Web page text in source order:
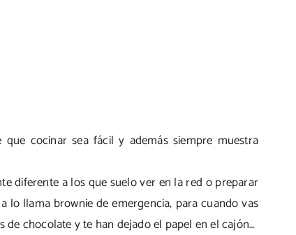
que cocinar sea fácil y además siempre muestra
diferente a los que suelo ver en la red o preparar
lo llama brownie de emergencia, para cuando vas
de chocolate y te han dejado el papel en el cajón…